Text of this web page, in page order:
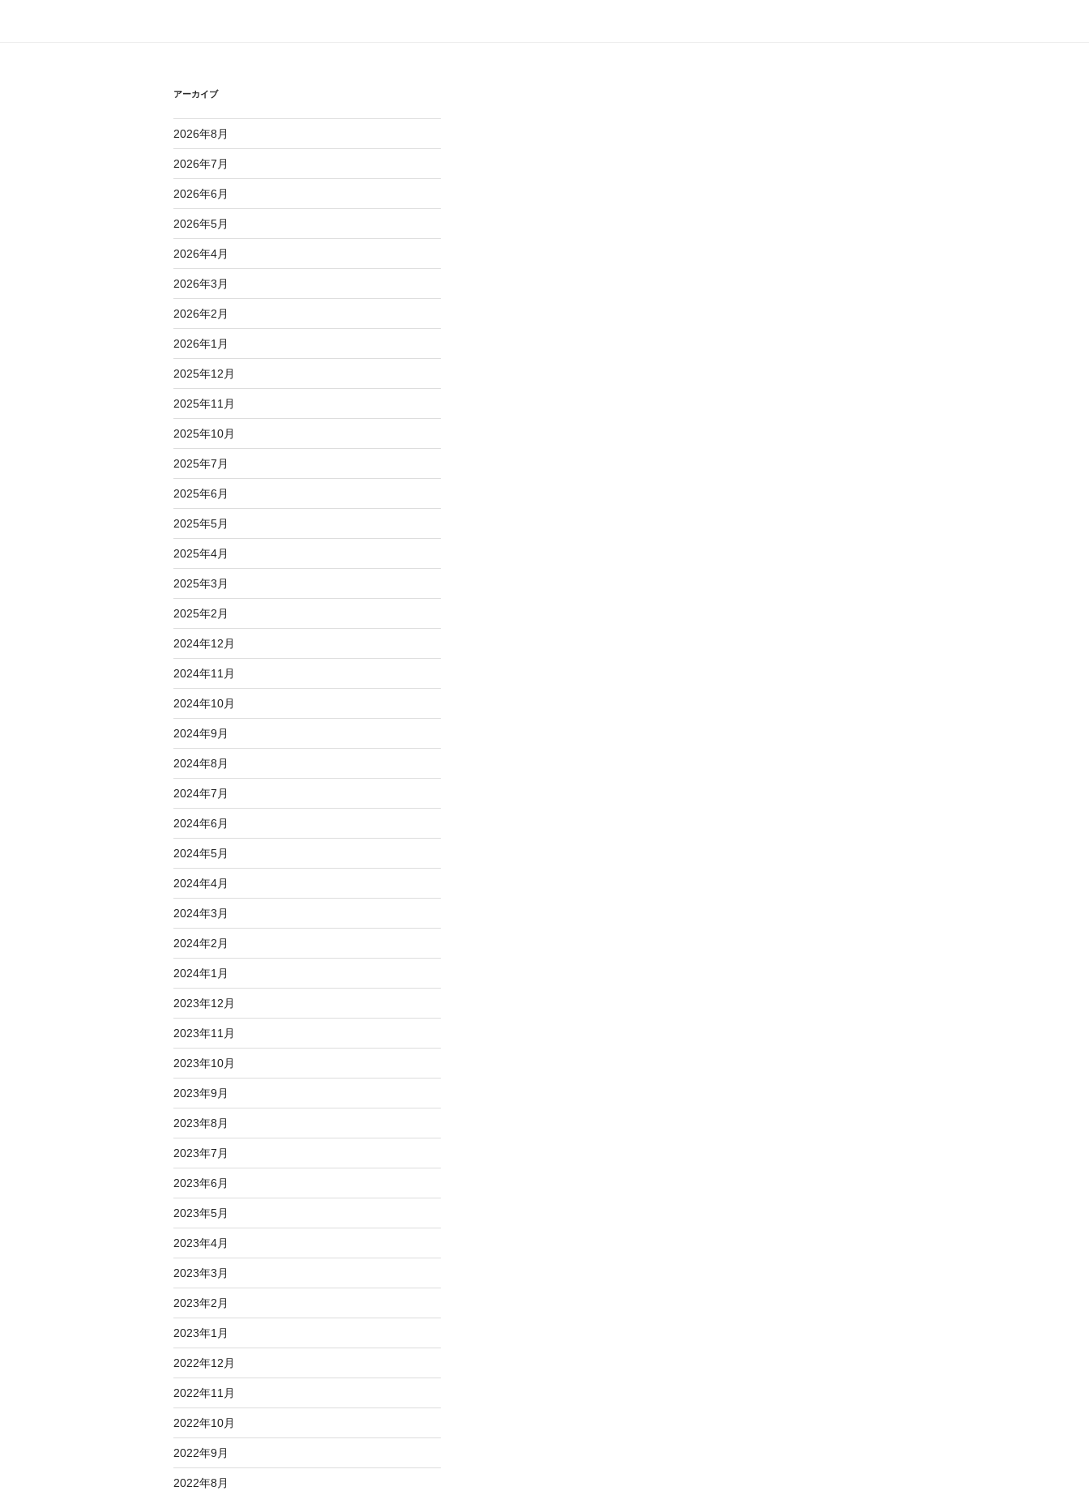
シ
ョ
ン
アーカイブ
2026年8月
2026年7月
2026年6月
2026年5月
2026年4月
2026年3月
2026年2月
2026年1月
2025年12月
2025年11月
2025年10月
2025年7月
2025年6月
2025年5月
2025年4月
2025年3月
2025年2月
2024年12月
2024年11月
2024年10月
2024年9月
2024年8月
2024年7月
2024年6月
2024年5月
2024年4月
2024年3月
2024年2月
2024年1月
2023年12月
2023年11月
2023年10月
2023年9月
2023年8月
2023年7月
2023年6月
2023年5月
2023年4月
2023年3月
2023年2月
2023年1月
2022年12月
2022年11月
2022年10月
2022年9月
2022年8月